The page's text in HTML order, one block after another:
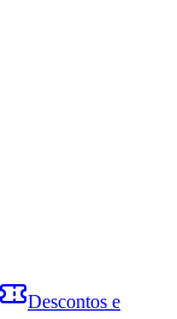
Descontos e